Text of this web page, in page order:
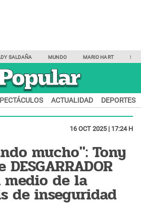
SALDAÑA MUNDO MARIO HART
ACTUALIDAD DEPORTES
16 OCT 2025 | 17:24 H
mucho": Tony
de la
de inseguridad